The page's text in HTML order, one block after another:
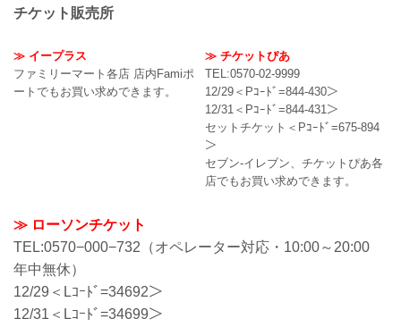
チケット販売所
≫ イープラス
ファミリーマート各店 店内Famiポ
ートでもお買い求めできます。
≫ チケットぴあ
TEL:0570-02-9999
12/29＜Pｺｰﾄﾞ=844-430＞
12/31＜Pｺｰﾄﾞ=844-431＞
セットチケット＜Pｺｰﾄﾞ=675-894
＞
セブン-イレブン、チケットぴあ各
店でもお買い求めできます。
≫ ローソンチケット
TEL:0570−000−732（オペレーター対応・10:00～20:00
年中無休）
12/29＜Lｺｰﾄﾞ=34692＞
12/31＜Lｺｰﾄﾞ=34699＞